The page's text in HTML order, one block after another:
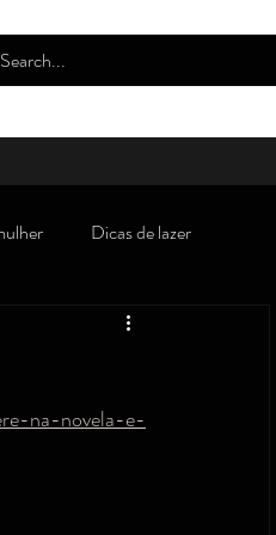
Dicas de lazer
tendências/beleza/estilo
Curiosidades
na-novela-e-